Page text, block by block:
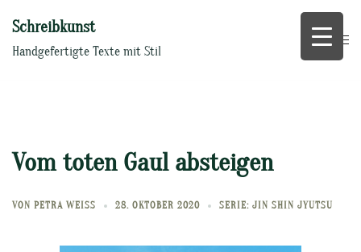
Inhalt
springen
Schreibkunst
Handgefertigte Texte mit Stil
Vom toten Gaul absteigen
VON PETRA WEISS 28. OKTOBER 2020 SERIE: JIN SHIN JYUTSU